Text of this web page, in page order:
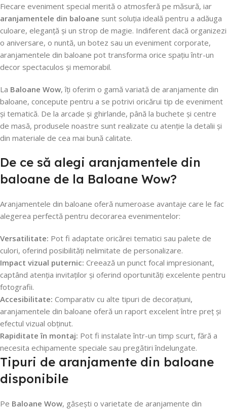
Fiecare eveniment special merită o atmosferă pe măsură, iar
aranjamentele din baloane sunt soluția ideală pentru a adăuga
culoare, eleganță și un strop de magie. Indiferent dacă organizezi
o aniversare, o nuntă, un botez sau un eveniment corporate,
aranjamentele din baloane pot transforma orice spațiu într-un
decor spectaculos și memorabil.
La Baloane Wow, îți oferim o gamă variată de aranjamente din
baloane, concepute pentru a se potrivi oricărui tip de eveniment
și tematică. De la arcade și ghirlande, până la buchete și centre
de masă, produsele noastre sunt realizate cu atenție la detalii și
din materiale de cea mai bună calitate.
De ce să alegi aranjamentele din
baloane de la Baloane Wow?
Aranjamentele din baloane oferă numeroase avantaje care le fac
alegerea perfectă pentru decorarea evenimentelor:
Versatilitate: Pot fi adaptate oricărei tematici sau palete de
culori, oferind posibilități nelimitate de personalizare.
Impact vizual puternic: Creează un punct focal impresionant,
captând atenția invitaților și oferind oportunități excelente pentru
fotografii.
Accesibilitate: Comparativ cu alte tipuri de decorațiuni,
aranjamentele din baloane oferă un raport excelent între preț și
efectul vizual obținut.
Rapiditate în montaj: Pot fi instalate într-un timp scurt, fără a
necesita echipamente speciale sau pregătiri îndelungate.
Tipuri de aranjamente din baloane
disponibile
Pe Baloane Wow, găsești o varietate de aranjamente din